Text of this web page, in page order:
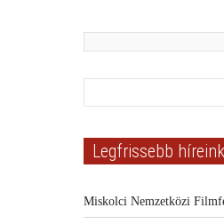
Legfrissebb híreink
Miskolci Nemzetközi